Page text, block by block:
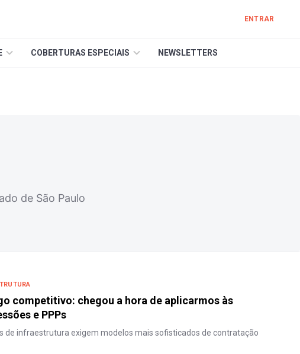
ENTRAR
COBERTURAS ESPECIAIS NEWSLETTERS
de São Paulo
competitivo: chegou a hora de aplicarmos às
e PPPs
de infraestrutura exigem modelos mais sofisticados de contratação